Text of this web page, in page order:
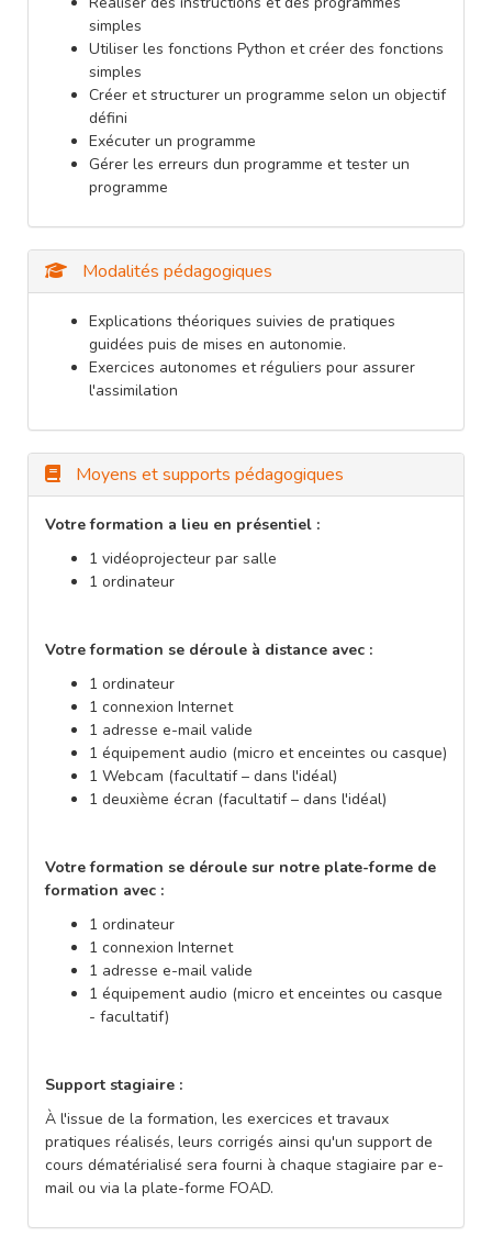
simples
Utiliser les fonctions Python et créer des fonctions
simples
Créer et structurer un programme selon un objectif
défini
Exécuter un programme
Gérer les erreurs dun programme et tester un
programme
Modalités pédagogiques
Explications théoriques suivies de pratiques
guidées puis de mises en autonomie.
Exercices autonomes et réguliers pour assurer
l'assimilation
Moyens et supports pédagogiques
Votre formation a lieu en présentiel :
1 vidéoprojecteur par salle
1 ordinateur
Votre formation se déroule à distance avec :
1 ordinateur
1 connexion Internet
1 adresse e-mail valide
1 équipement audio (micro et enceintes ou casque)
1 Webcam (facultatif – dans l'idéal)
1 deuxième écran (facultatif – dans l'idéal)
Votre formation se déroule sur notre plate-forme de
formation avec :
1 ordinateur
1 connexion Internet
1 adresse e-mail valide
1 équipement audio (micro et enceintes ou casque
- facultatif)
Support stagiaire :
À l'issue de la formation, les exercices et travaux
pratiques réalisés, leurs corrigés ainsi qu'un support de
cours dématérialisé sera fourni à chaque stagiaire par e-
mail ou via la plate-forme FOAD.